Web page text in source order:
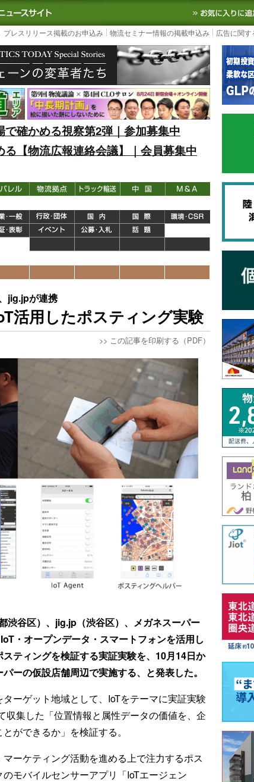
｜国内最大の物流ニュースサイト3PL, SCMなど国内外の最新の物
プレスリリース掲載のお申込み 物流セミナー情報の掲載申込み 広告に関
確かめる視察第2弾｜参加募集中
【物流広報連絡会議】｜会員募集中
jig.jpが連携
活用したポスティング実験
>> この記事を印刷する（PDF）
渋谷区）、jig.jp（渋谷区）、メガネスーパー
・オープンデータ・スマートフォンを活用し
ティングを検証する実証実験を、10月14日か
ーの仮設店舗周辺で実施する、と発表した。
ーゲット地域として、IoTをテーマに実証実験
収集した「位置情報と属性データの価値を、企
ができるか」を検証する。
ーケティング活動を進める上で注力するポス
モバイルセンサーアプリ「IoTエージェン